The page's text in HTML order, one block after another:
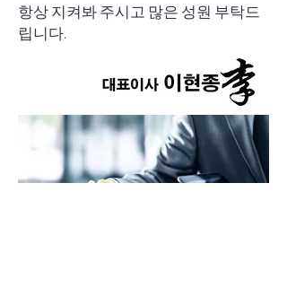
항상 지켜봐 주시고 많은 성원 부탁드
립니다.